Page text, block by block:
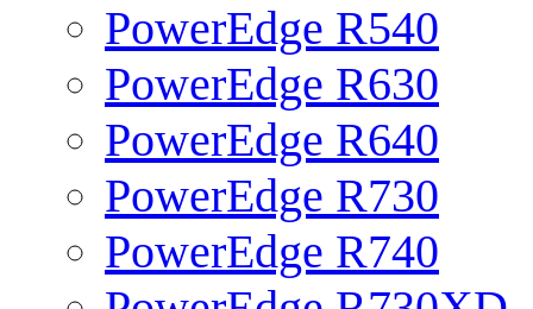
PowerEdge R540
PowerEdge R630
PowerEdge R640
PowerEdge R730
PowerEdge R740